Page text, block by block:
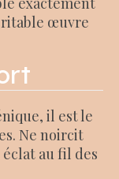
œuvre
il est le
Ne noircit
au fil des